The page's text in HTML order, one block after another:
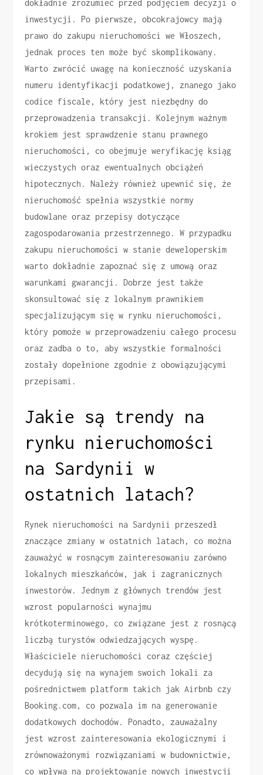
dokładnie zrozumieć przed podjęciem decyzji o
inwestycji. Po pierwsze, obcokrajowcy mają
prawo do zakupu nieruchomości we Włoszech,
jednak proces ten może być skomplikowany.
Warto zwrócić uwagę na konieczność uzyskania
numeru identyfikacji podatkowej, znanego jako
codice fiscale, który jest niezbędny do
przeprowadzenia transakcji. Kolejnym ważnym
krokiem jest sprawdzenie stanu prawnego
nieruchomości, co obejmuje weryfikację ksiąg
wieczystych oraz ewentualnych obciążeń
hipotecznych. Należy również upewnić się, że
nieruchomość spełnia wszystkie normy
budowlane oraz przepisy dotyczące
zagospodarowania przestrzennego. W przypadku
zakupu nieruchomości w stanie deweloperskim
warto dokładnie zapoznać się z umową oraz
warunkami gwarancji. Dobrze jest także
skonsultować się z lokalnym prawnikiem
specjalizującym się w rynku nieruchomości,
który pomoże w przeprowadzeniu całego procesu
oraz zadba o to, aby wszystkie formalności
zostały dopełnione zgodnie z obowiązującymi
przepisami.
Jakie są trendy na
rynku nieruchomości
na Sardynii w
ostatnich latach?
Rynek nieruchomości na Sardynii przeszedł
znaczące zmiany w ostatnich latach, co można
zauważyć w rosnącym zainteresowaniu zarówno
lokalnych mieszkańców, jak i zagranicznych
inwestorów. Jednym z głównych trendów jest
wzrost popularności wynajmu
krótkoterminowego, co związane jest z rosnącą
liczbą turystów odwiedzających wyspę.
Właściciele nieruchomości coraz częściej
decydują się na wynajem swoich lokali za
pośrednictwem platform takich jak Airbnb czy
Booking.com, co pozwala im na generowanie
dodatkowych dochodów. Ponadto, zauważalny
jest wzrost zainteresowania ekologicznymi i
zrównoważonymi rozwiązaniami w budownictwie,
co wpływa na projektowanie nowych inwestycji